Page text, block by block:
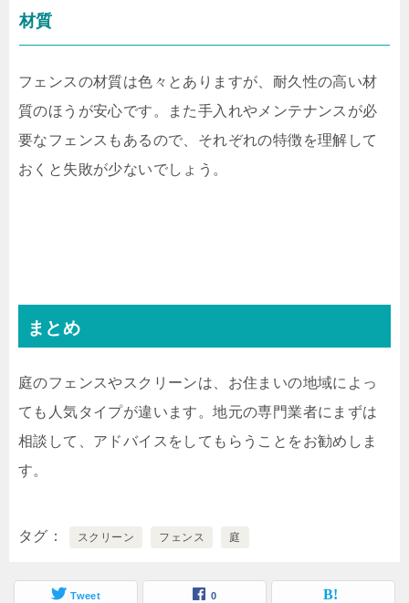
材質
フェンスの材質は色々とありますが、耐久性の高い材
質のほうが安心です。また手入れやメンテナンスが必
要なフェンスもあるので、それぞれの特徴を理解して
おくと失敗が少ないでしょう。
まとめ
庭のフェンスやスクリーンは、お住まいの地域によっ
ても人気タイプが違います。地元の専門業者にまずは
相談して、アドバイスをしてもらうことをお勧めしま
す。
タグ スクリーン フェンス 庭
Tweet 0